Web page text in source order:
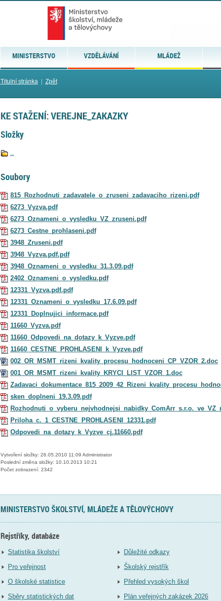
MINISTERSTVO VZDĚLÁVÁNÍ MLÁDEŽ
Titulní stránka| Zpět
KE STAŽENÍ: VEREJNE_ZAKAZKY
Složky
..
Soubory
815_Rozhodnuti_zadavatele_o_zruseni_zadavaciho_rizeni.pdf
6273_Vyzva.pdf
6273_Oznameni_o_vysledku_VZ_zruseni.pdf
6273_Cestne_prohlaseni.pdf
3948_Zruseni.pdf
3948_Vyzva.pdf.pdf
3948_Oznameni_o_vysledku_31.3.09.pdf
2402_Oznameni_o_vysledku.pdf
12331_Vyzva.pdf.pdf
12331_Oznameni_o_vysledku_17.6.09.pdf
12331_Doplnujici_informace.pdf
11660_Vyzva.pdf
11660_Odpovedi_na_dotazy_k_Vyzve.pdf
11660_CESTNE_PROHLASENI_k_Vyzve.pdf
002_OR_MSMT_rizeni_kvality_procesu_hodnoceni_CP_VZOR_2.doc
001_OR_MSMT_rizeni_kvality_KRYCI_LIST_VZOR_1.doc
sken_doplneni_19.3.09.pdf
Priloha_c._1_CESTNE_PROHLASENI_12331.pdf
Odpovedi_na_dotazy_k_Vyzve_cj.11660.pdf
Vytvoření složky: 26.05.2010 11:09 Administrator
Poslední změna složky: 10.10.2013 10:21
Počet zobrazení: 2342
MINISTERSTVO ŠKOLSTVÍ, MLÁDEŽE A TĚLOVÝCHOVY
Rejstříky, databáze
Statistika školství
Pro veřejnost
O školské statistice
Sběry statistických dat
Důležité odkazy
Školský rejstřík
Přehled vysokých škol
Plán veřejných zakázek 2026